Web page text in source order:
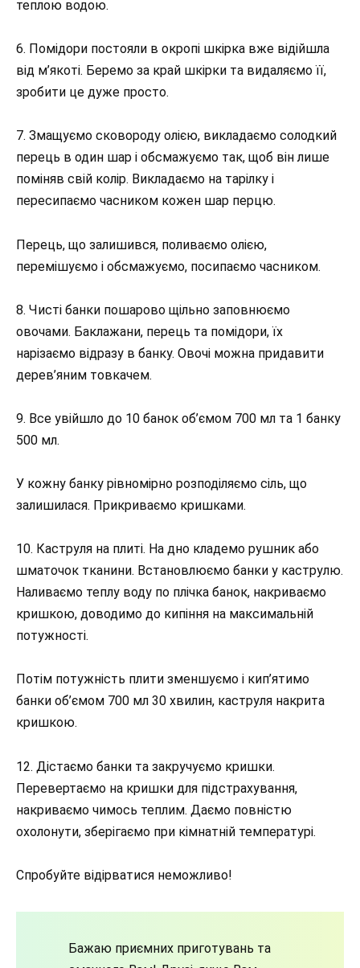
теплою водою.
6. Помідори постояли в окропі шкірка вже відійшла
від м’якоті. Беремо за край шкірки та видаляємо її,
зробити це дуже просто.
7. Змащуємо сковороду олією, викладаємо солодкий
перець в один шар і обсмажуємо так, щоб він лише
поміняв свій колір. Викладаємо на тарілку і
пересипаємо часником кожен шар перцю.
Перець, що залишився, поливаємо олією,
перемішуємо і обсмажуємо, посипаємо часником.
8. Чисті банки пошарово щільно заповнюємо
овочами. Баклажани, перець та помідори, їх
нарізаємо відразу в банку. Овочі можна придавити
дерев’яним товкачем.
9. Все увійшло до 10 банок об’ємом 700 мл та 1 банку
500 мл.
У кожну банку рівномірно розподіляємо сіль, що
залишилася. Прикриваємо кришками.
10. Каструля на плиті. На дно кладемо рушник або
шматочок тканини. Встановлюємо банки у каструлю.
Наливаємо теплу воду по плічка банок, накриваємо
кришкою, доводимо до кипіння на максимальній
потужності.
Потім потужність плити зменшуємо і кип’ятимо
банки об’ємом 700 мл 30 хвилин, каструля накрита
кришкою.
12. Дістаємо банки та закручуємо кришки.
Перевертаємо на кришки для підстрахування,
накриваємо чимось теплим. Даємо повністю
охолонути, зберігаємо при кімнатній температурі.
Спробуйте відірватися неможливо!
Бажаю приємних приготувань та